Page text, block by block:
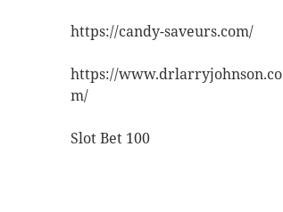
https://candy-saveurs.com/
https://www.drlarryjohnson.co
m/
Slot Bet 100